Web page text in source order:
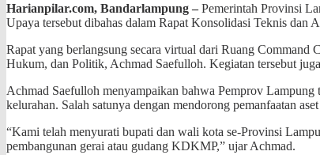
Harianpilar.com, Bandarlampung – Pemerintah Provinsi
Upaya tersebut dibahas dalam Rapat Konsolidasi Teknis dan
Rapat yang berlangsung secara virtual dari Ruang
Hukum, dan Politik, Achmad Saefulloh. Kegiatan tersebut
Achmad Saefulloh menyampaikan bahwa Pemprov
kelurahan. Salah satunya dengan mendorong pemanfaatan
“Kami telah menyurati bupati dan wali kota se-Provinsi
pembangunan gerai atau gudang KDKMP,” ujar Achmad.